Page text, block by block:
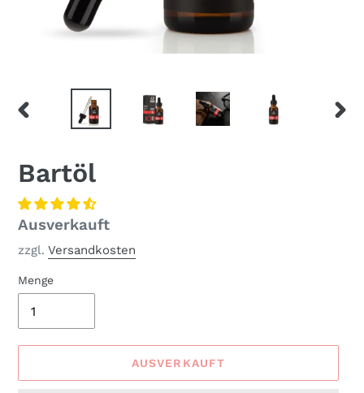
VORHERIGER
Bartöl
Normaler
Preis
Ausverkauft
zzgl. Versandkosten
Menge
AUSVERKAUFT